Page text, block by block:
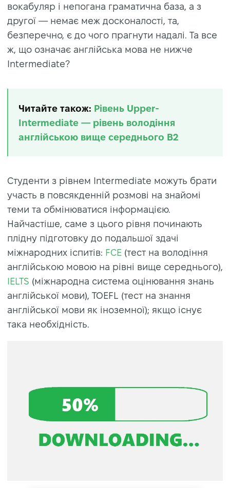
вокабуляр і непогана граматична база, а з
другої — немає меж досконалості, та,
безперечно, є до чого прагнути надалі. Та все
ж, що означає англійська мова не нижче
Intermediate?
Читайте також: Рівень Upper-
Intermediate — рівень володіння
англійською вище середнього B2
Студенти з рівнем Intermediate можуть брати
участь в повсякденній розмові на знайомі
теми та обмінюватися інформацією.
Найчастіше, саме з цього рівня починають
плідну підготовку до подальшої здачі
міжнародних іспитів: FCE (тест на володіння
англійською мовою на рівні вище середнього),
IELTS (міжнародна система оцінювання знань
англійської мови), TOEFL (тест на знання
англійської мови як іноземної); якщо існує
така необхідність.